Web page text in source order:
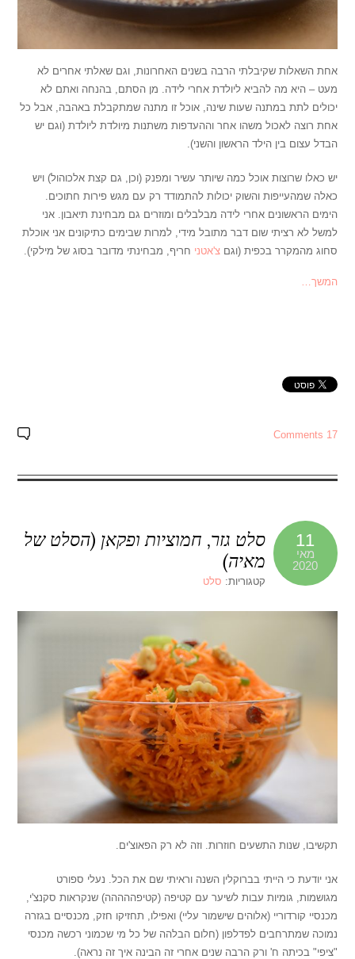
אחת השאלות שקיבלתי הרבה בשנים האחרונות, וגם שאלתי אחרים לא
מעט – היא מה להביא ליולדת אחרי לידה. מן הסתם, בהנחה ואתם לא
יכולים לתת במתנה שעות שינה, אוכל זו מתנה שמתקבלת באהבה, אבל כל
אחת רוצה לאכול משהו אחר וההעדפות משתנות מיולדת ליולדת (וגם יש
הבדל עצום בין הילד הראשון והשני).
יש כאלו שרוצות אוכל כמה שיותר עשיר ומפנק (וכן, גם קצת אלכוהול) ויש
כאלה שמהעייפות והשוק יכולות להתמודד רק עם מגש פירות חתוכים.
הימים הראשונים אחרי לידה מבלבלים ומוזרים גם מבחינת תיאבון. אני
למשל לא רציתי שום דבר מתובל מידי, למרות שבימים כתיקונים אני אוכלת
סחוג מהמקרר בכפית (וגםצ'אטני חריף, מבחינתי מדובר בסוג של מילקי).
המשך…
17 Comments
11
מאי
2020
סלט גזר, חמוציות ופקאן (הסלט של
מאיה)
קטגוריות: סלט
תקשיבו, שנות התשעים חוזרות. וזה לא רק הפאוצ'ים.
אני יודעת כי הייתי בברוקלין השנה וראיתי שם את הכל. נעלי ספורט
מגושמות, גומיות עבות לשיער עם קטיפה (קטיפההההה) שנקראות סקנצ'י,
מכנסיי קורדוריי (אלוהים שישמור עליי) ואפילו, תחזיקו חזק, מכנסיים בגזרה
נמוכה שמתרחבים לפדלפון (חלום הבלהה של כל מי שכמוני רכשה מכנסי
"ציפי" בכיתה ח' ורק הרבה שנים אחרי זה הבינה איך זה נראה).